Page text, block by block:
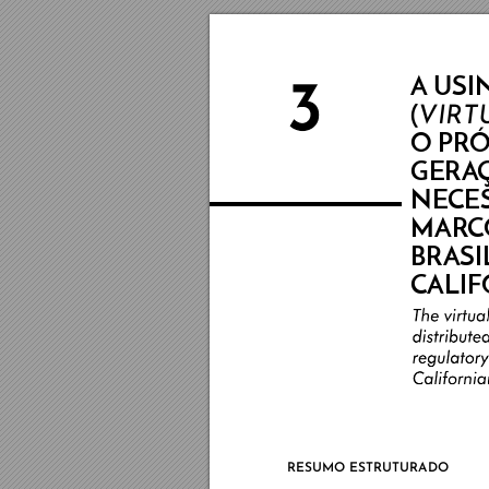
A
(
O PR
GERA
NE
MARC
RESUMO ESTRUTURADO